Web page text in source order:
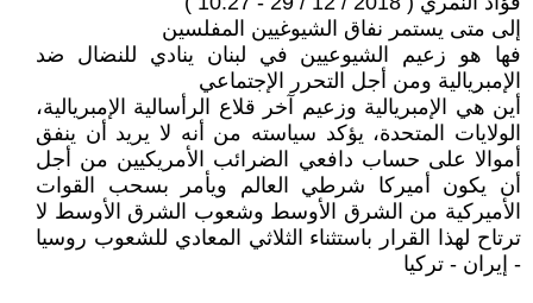
إلى متى يستمر نفاق الشيوغيين المفلسين
فها هو زعيم الشيوعيين في لبنان ينادي للنضال ضد
الإمبريالية ومن أجل التحرر الإجتماعي
أين هي الإمبريالية وزعيم آخر قلاع الرأسالية الإمبريالية،
الولايات المتحدة، يؤكد سياسته من أنه لا يريد أن ينفق
أموالا على حساب دافعي الضرائب الأمريكيين من أجل
أن يكون أميركا شرطي العالم ويأمر بسحب القوات
الأميركية من الشرق الأوسط وشعوب الشرق الأوسط لا
ترتاح لهذا القرار باستثناء الثلاثي المعادي للشعوب روسيا
- إيران - تركيا